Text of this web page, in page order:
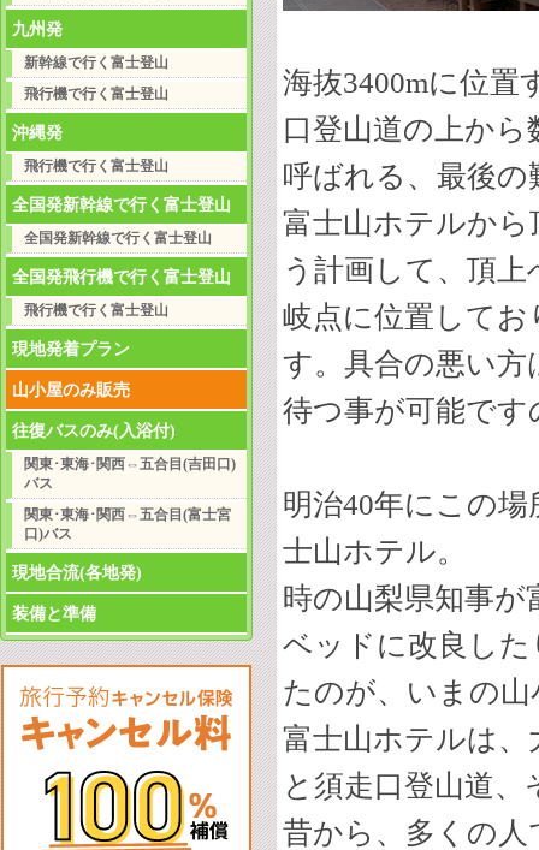
九州発
新幹線で行く富士登山
飛行機で行く富士登山
沖縄発
飛行機で行く富士登山
全国発新幹線で行く富士登山
全国発新幹線で行く富士登山
全国発飛行機で行く富士登山
飛行機で行く富士登山
現地発着プラン
山小屋のみ販売
往復バスのみ(入浴付)
関東･東海･関西⇔五合目(吉田口)
バス
関東･東海･関西⇔五合目(富士宮
口)バス
現地合流(各地発)
装備と準備
海抜3400mに位置
口登山道の上か
呼ばれる、最後
富士山ホテルから
う計画して、頂
岐点に位置して
す。具合の悪い
待つ事が可能で
明治40年にこの
士山ホテル。
時の山梨県知事
ベッドに改良し
たのが、いまの
富士山ホテルは
と須走口登山道
昔から、多くの